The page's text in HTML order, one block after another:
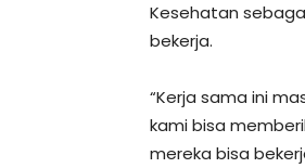
Kesehatan
bekerja.
“Kerja sama ini
kami bisa
mereka bisa